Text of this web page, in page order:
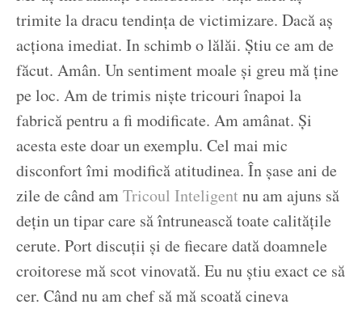
trimite la dracu tendința de victimizare. Dacă aș
acționa imediat. In schimb o lălăi. Știu ce am de
făcut. Amân. Un sentiment moale și greu mă ține
pe loc. Am de trimis niște tricouri înapoi la
fabrică pentru a fi modificate. Am amânat. Și
acesta este doar un exemplu. Cel mai mic
disconfort îmi modifică atitudinea. În șase ani de
zile de când amTricoul Inteligent nu am ajuns să
dețin un tipar care să întrunească toate calitățile
cerute. Port discuții și de fiecare dată doamnele
croitorese mă scot vinovată. Eu nu știu exact ce să
cer. Când nu am chef să mă scoată cineva